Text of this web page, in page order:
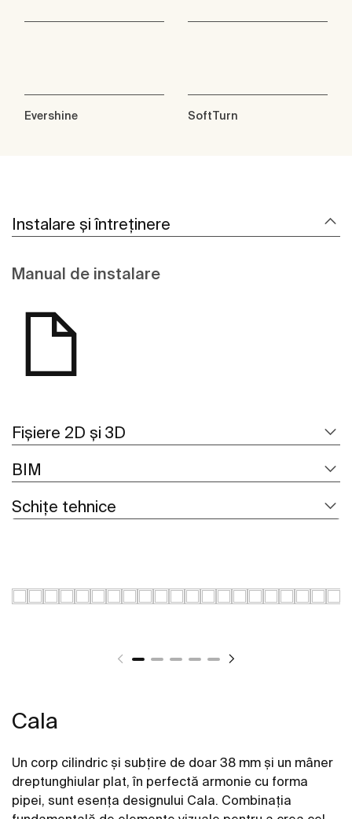
Evershine SoftTurn
Instalare și întreținere
Manual de instalare
Fișiere 2D și 3D
BIM
Schițe tehnice
Cala
Un corp cilindric și subțire de doar 38 mm și un mâner
dreptunghiular plat, în perfectă armonie cu forma
pipei, sunt esența designului Cala. Combinația